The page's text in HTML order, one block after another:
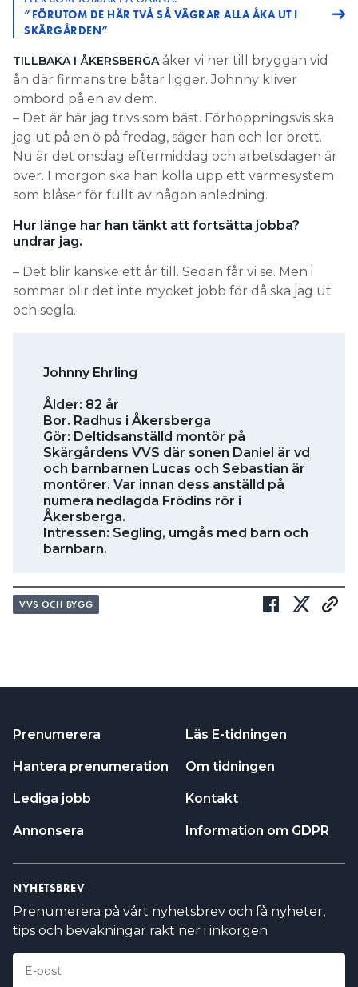
”FÖRUTOM DE HÄR TVÅ SÅ VÄGRAR ALLA ÅKA UT I
SKÄRGÅRDEN”
TILLBAKA I ÅKERSBERGA åker vi ner till bryggan vid
ån där firmans tre båtar ligger. Johnny kliver
ombord på en av dem.
– Det är här jag trivs som bäst. Förhoppningsvis ska
jag ut på en ö på fredag, säger han och ler brett.
Nu är det onsdag eftermiddag och arbetsdagen är
över. I morgon ska han kolla upp ett värmesystem
som blåser för fullt av någon anledning.
Hur länge har han tänkt att fortsätta jobba?
undrar jag.
– Det blir kanske ett år till. Sedan får vi se. Men i
sommar blir det inte mycket jobb för då ska jag ut
och segla.
Johnny Ehrling
Ålder: 82 år
Bor. Radhus i Åkersberga
Gör: Deltidsanställd montör på
Skärgårdens VVS där sonen Daniel är vd
och barnbarnen Lucas och Sebastian är
montörer. Var innan dess anställd på
numera nedlagda Frödins rör i
Åkersberga.
Intressen: Segling, umgås med barn och
barnbarn.
VVS OCH BYGG
Prenumerera
Hantera prenumeration
Lediga jobb
Annonsera
Läs E-tidningen
Om tidningen
Kontakt
Information om GDPR
NYHETSBREV
Prenumerera på vårt nyhetsbrev och få nyheter,
tips och bevakningar rakt ner i inkorgen